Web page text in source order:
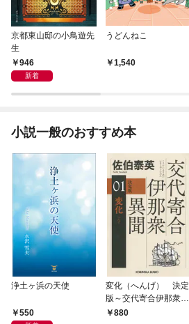
京都東山邸の小鳥遊先
生
946
新着
うどんねこ
1,540
小説一般のおすすめ本
浄土ヶ浜の天使
550
変化（へんげ） 決定
版～交代寄合伊那衆異
聞（1）～
880